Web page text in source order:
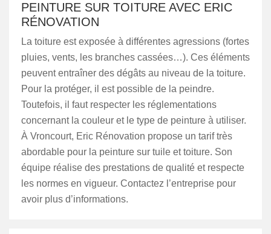
PEINTURE SUR TOITURE AVEC ERIC
RÉNOVATION
La toiture est exposée à différentes agressions (fortes
pluies, vents, les branches cassées…). Ces éléments
peuvent entraîner des dégâts au niveau de la toiture.
Pour la protéger, il est possible de la peindre.
Toutefois, il faut respecter les réglementations
concernant la couleur et le type de peinture à utiliser.
À Vroncourt, Eric Rénovation propose un tarif très
abordable pour la peinture sur tuile et toiture. Son
équipe réalise des prestations de qualité et respecte
les normes en vigueur. Contactez l’entreprise pour
avoir plus d’informations.